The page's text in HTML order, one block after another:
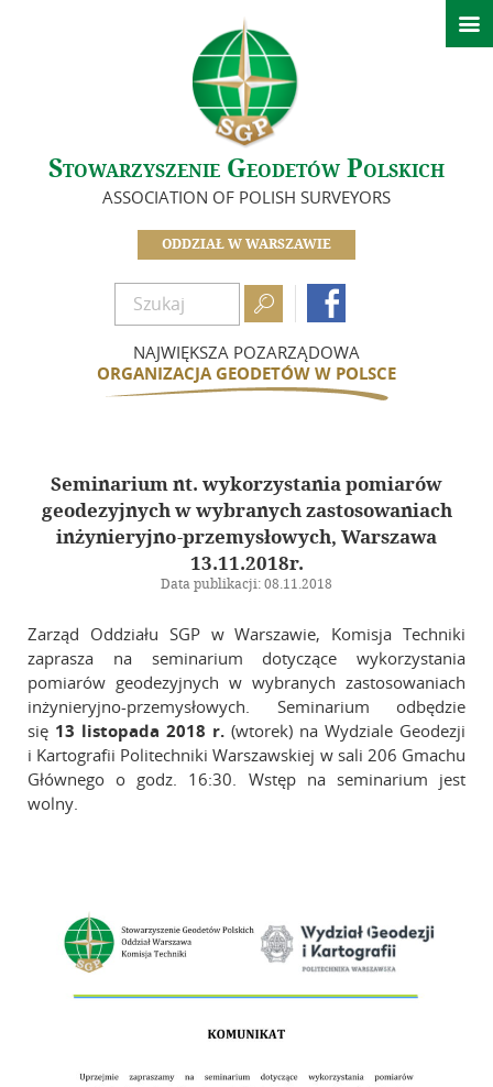
Stowarzyszenie Geodetów Polskich
ASSOCIATION OF POLISH SURVEYORS
ODDZIAŁ W WARSZAWIE
 
NAJWIĘKSZA POZARZĄDOWA
ORGANIZACJA GEODETÓW W POLSCE

Aktualności
Kalendarz wydarzeń
O nas
Zarząd
Koła Oddziału Warszawskiego
Sekcje
Dokumenty
Szkolenia
Galeria
Zarząd Główny
Seminarium nt. wykorzystania pomiarów
geodezyjnych w wybranych zastosowaniach
inżynieryjno-przemysłowych, Warszawa
13.11.2018r.
Data publikacji: 08.11.2018
Zarząd Oddziału SGP w Warszawie, Komisja Techniki
zaprasza na seminarium dotyczące wykorzystania
pomiarów geodezyjnych w wybranych zastosowaniach
inżynieryjno-przemysłowych. Seminarium odbędzie
się 13 listopada 2018 r. (wtorek) na Wydziale Geodezji
i Kartografii Politechniki Warszawskiej w sali 206 Gmachu
Głównego o godz. 16:30. Wstęp na seminarium jest
wolny.